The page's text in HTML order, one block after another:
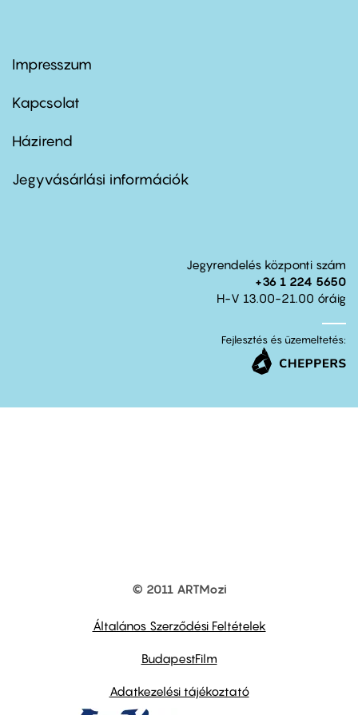
Footer
first
Impresszum
Kapcsolat
Footer
second
Házirend
Jegyvásárlási információk
Jegyrendelés központi szám
+36 1 224 5650
H-V 13.00-21.00 óráig
Fejlesztés és üzemeltetés:
© 2011 ARTMozi
Általános Szerződési Feltételek
BudapestFilm
Adatkezelési tájékoztató